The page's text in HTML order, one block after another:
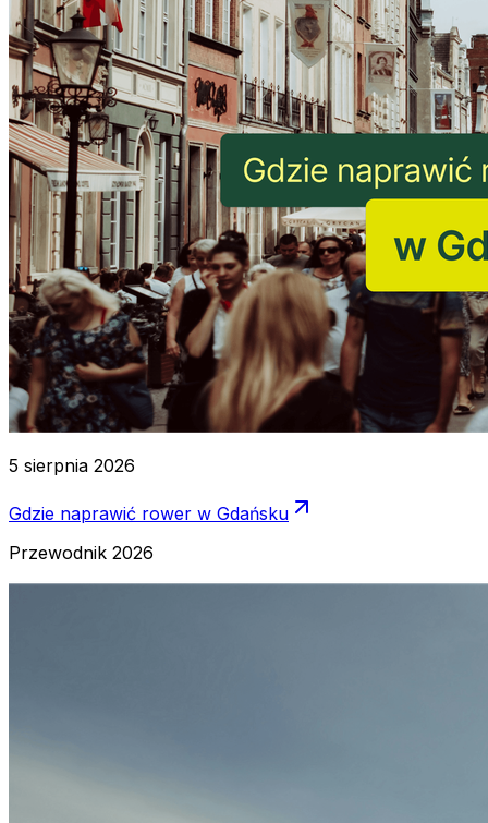
5 sierpnia 2026
Gdzie naprawić rower w Gdańsku
Przewodnik 2026